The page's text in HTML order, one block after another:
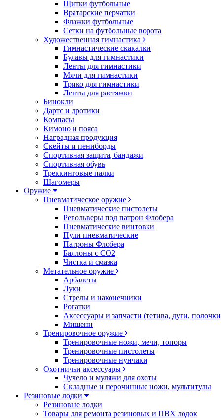
Щитки футбольные
Вратарские перчатки
Флажки футбольные
Сетки на футбольные ворота
Художественная гимнастика
Гимнастические скакалки
Булавы для гимнастики
Ленты для гимнастики
Мячи для гимнастики
Трико для гимнастики
Ленты для растяжки
Бинокли
Дартс и дротики
Компасы
Кимоно и пояса
Наградная продукция
Скейты и пениборды
Спортивная защита, бандажи
Спортивная обувь
Треккинговые палки
Шагомеры
Оружие
Пневматическое оружие
Пневматические пистолеты
Револьверы под патрон Флобера
Пневматические винтовки
Пули пневматические
Патроны Флобера
Баллоны с CO2
Чистка и смазка
Метательное оружие
Арбалеты
Луки
Стрелы и наконечники
Рогатки
Аксессуары и запчасти (тетива, дуги,
Мишени
Тренировочное оружие
Тренировочные ножи, мечи, топоры
Тренировочные пистолеты
Тренировочные нунчаки
Охотничьи аксессуары
Чучело и муляжи для охоты
Складные и перочинные ножи, мультитулы
Резиновые лодки
Резиновые лодки
Товары для ремонта резиновых и ПВХ лодок